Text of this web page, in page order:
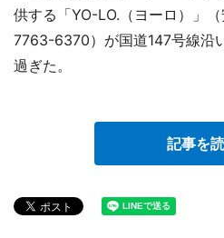
供する「YO-LO.（ヨーロ）」
7763-6370）が国道147号線沿
過ぎた。
記事を